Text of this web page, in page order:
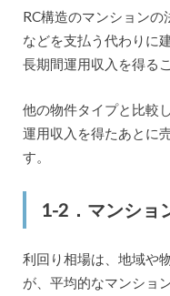
RC構造のマンション
などを支払う代わりに
長期間運用収入を得る
他の物件タイプと比較
運用収入を得たあとに
す。
1-2．マンショ
利回り相場は、地域や
が、平均的なマンショ